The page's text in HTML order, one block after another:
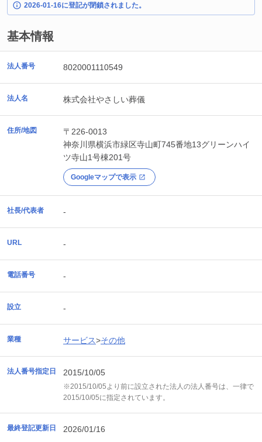
2026-01-16に登記が閉鎖されました。
基本情報
法人番号 8020001110549
法人名 株式会社やさしい葬儀
住所/地図
〒226-0013
神奈川県横浜市緑区寺山町745番地13グリーンハイ
ツ寺山1号棟201号
Googleマップで表示
社長/代表者 -
URL -
電話番号 -
設立 -
業種 サービス>その他
法人番号指定日 2015/10/05
※2015/10/05より前に設立された法人の法人番号は、一律で
2015/10/05に指定されています。
最終登記更新日 2026/01/16